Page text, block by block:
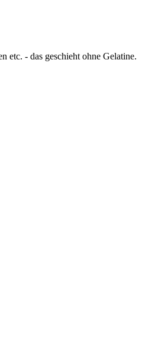
etc. - das geschieht ohne Gelatine.